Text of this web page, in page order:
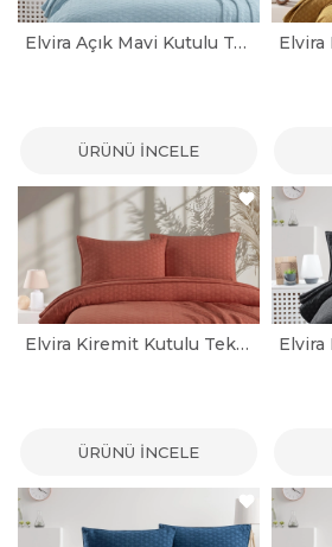
Elvira Açık Mavi Kutulu Tek Kişilik Yatak Örtüsü Seti
ÜRÜNÜ İNCELE
Elvira Kiremit Kutulu Tek Kişilik Yatak Örtüsü Seti
ÜRÜNÜ İNCELE